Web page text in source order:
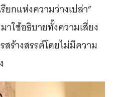
ยกแห่งความว่างเปล่า”
าใช้อธิบายทั้งความเสี่ยง
ร้างสรรค์โดยไม่มีความ